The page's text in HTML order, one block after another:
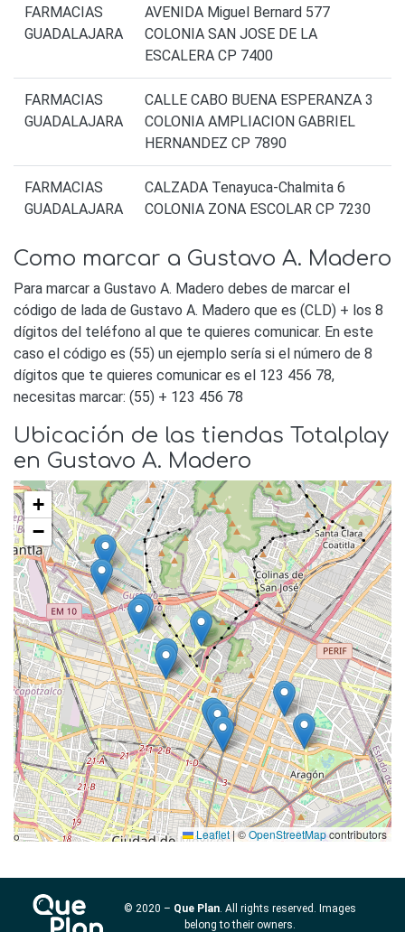
FARMACIAS
GUADALAJARA
AVENIDA Miguel Bernard 577
COLONIA SAN JOSE DE LA
ESCALERA CP 7400
FARMACIAS
GUADALAJARA
CALLE CABO BUENA ESPERANZA 3
COLONIA AMPLIACION GABRIEL
HERNANDEZ CP 7890
FARMACIAS
GUADALAJARA
CALZADA Tenayuca-Chalmita 6
COLONIA ZONA ESCOLAR CP 7230
Como marcar a Gustavo A. Madero
Para marcar a Gustavo A. Madero debes de marcar el
código de lada de Gustavo A. Madero que es (CLD) + los 8
dígitos del teléfono al que te quieres comunicar. En este
caso el código es (55) un ejemplo sería si el número de 8
dígitos que te quieres comunicar es el 123 456 78,
necesitas marcar: (55) + 123 456 78
Ubicación de las tiendas Totalplay
en Gustavo A. Madero
+
−
Leaflet |©OpenStreetMapcontributors
© 2020 – Que Plan. All rights reserved. Images
belong to their owners.